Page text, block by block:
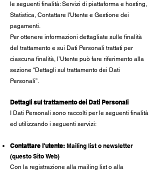
le seguenti finalità: Servizi di piattaforma e hosting,
Statistica, Contattare l'Utente e Gestione dei
pagamenti.
Per ottenere informazioni dettagliate sulle finalità
del trattamento e sui Dati Personali trattati per
ciascuna finalità, l’Utente può fare riferimento alla
sezione “Dettagli sul trattamento dei Dati
Personali”.
Dettagli sul trattamento dei Dati Personali
I Dati Personali sono raccolti per le seguenti finalità
ed utilizzando i seguenti servizi:
Contattare l'utente: Mailing list o newsletter
(questo Sito Web)
Con la registrazione alla mailing list o alla